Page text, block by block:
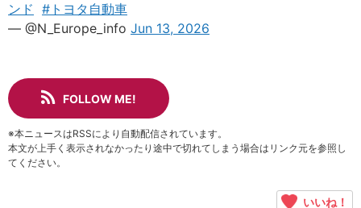
ンド #トヨタ自動車
— @N_Europe_info Jun 13, 2026
FOLLOW ME!
※本ニュースはRSSにより自動配信されています。
本文が上手く表示されなかったり途中で切れてしまう場合はリンク元を参照し
てください。
いいね！